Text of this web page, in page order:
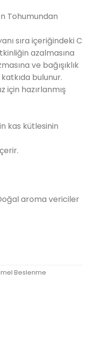
Tohumundan
sıra içeriğindeki C
azalmasına
ve bağışıklık
bulunur.
için hazırlanmış
kas kütlesinin
aroma vericiler
g adet
Beslenme